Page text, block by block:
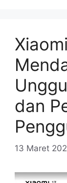
dan
13 Maret